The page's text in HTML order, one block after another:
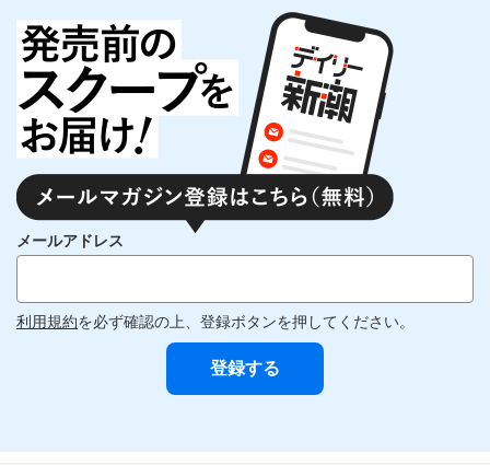
メールアドレス
利用規約を必ず確認の上、登録ボタンを押してください。